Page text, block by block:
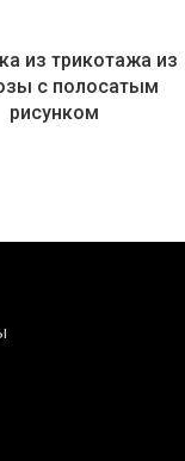
из трикотажа из
с полосатым
рисунком